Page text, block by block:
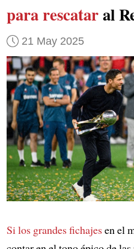
para rescataral
21 May 2025
Si los grandes fichajesen el